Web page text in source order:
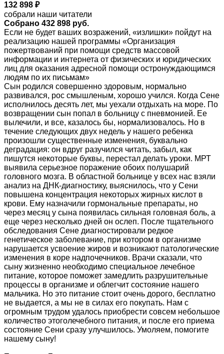
132 898 ₽
собрали наши читатели
Собрано 432 898 руб.
Если не будет ваших возражений, «излишки» пойдут на
реализацию нашей программы «Организация
пожертвований при помощи средств массовой
информации и интернета от физических и юридических
лиц для оказания адресной помощи остронуждающимся
людям по их письмам»
Сын родился совершенно здоровым, нормально
развивался, рос смышленым, хорошо учился. Когда Сене
исполнилось десять лет, мы уехали отдыхать на море. По
возвращении сын попал в больницу с пневмонией. Ее
вылечили, и все, казалось бы, нормализовалось. Но в
течение следующих двух недель у нашего ребенка
произошли существенные изменения, буквально
деградация: он вдруг разучился читать, забыл, как
пишутся некоторые буквы, перестал делать уроки. МРТ
выявила серьезное поражение обоих полушарий
головного мозга. В областной больнице у всех нас взяли
анализ на ДНК-диагностику, выяснилось, что у Сени
повышена концентрация некоторых жирных кислот в
крови. Ему назначили гормональные препараты, но
через месяц у сына появилась сильная головная боль, а
еще через несколько дней он ослеп. После тщательного
обследования Сене диагностировали редкое
генетическое заболевание, при котором в организме
нарушается усвоение жиров и возникают патологические
изменения в коре надпочечников. Врачи сказали, что
сыну жизненно необходимо специальное лечебное
питание, которое поможет замедлить разрушительные
процессы в организме и облегчит состояние нашего
мальчика. Но это питание стоит очень дорого, бесплатно
не выдается, а мы не в силах его покупать. Нам с
огромным трудом удалось приобрести совсем небольшое
количество этоголечебного питания, и после его приема
состояние Сени сразу улучшилось. Умоляем, помогите
нашему сыну!